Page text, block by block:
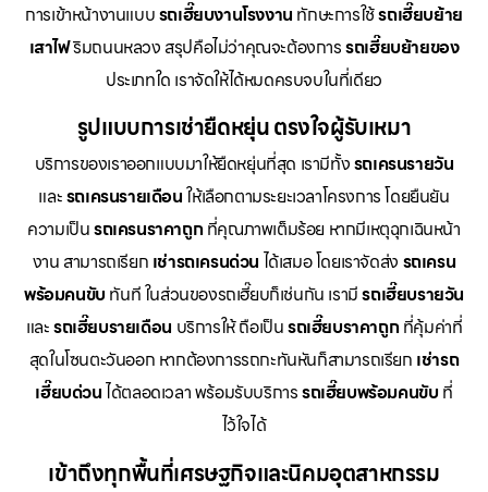
การเข้าหน้างานแบบรถเฮี๊ยบงานโรงงาน ทักษะการใช้รถเฮี๊ยบย้าย
เสาไฟริมถนนหลวง สรุปคือไม่ว่าคุณจะต้องการรถเฮี๊ยบย้ายของ
ประเภทใด เราจัดให้ได้หมดครบจบในที่เดียว
รูปแบบการเช่ายืดหยุ่น ตรงใจผู้รับเหมา
บริการของเราออกแบบมาให้ยืดหยุ่นที่สุด เรามีทั้งรถเครนรายวัน
และรถเครนรายเดือนให้เลือกตามระยะเวลาโครงการ โดยยืนยัน
ความเป็นรถเครนราคาถูกที่คุณภาพเต็มร้อย หากมีเหตุฉุกเฉินหน้า
งาน สามารถเรียก เช่ารถเครนด่วน ได้เสมอ โดยเราจัดส่ง รถเครน
พร้อมคนขับ ทันที ในส่วนของรถเฮี๊ยบก็เช่นกัน เรามีรถเฮี๊ยบรายวัน
และรถเฮี๊ยบรายเดือน บริการให้ ถือเป็นรถเฮี๊ยบราคาถูกที่คุ้มค่าที่
สุดในโซนตะวันออก หากต้องการรถกะทันหันก็สามารถเรียก เช่ารถ
เฮี๊ยบด่วนได้ตลอดเวลา พร้อมรับบริการรถเฮี๊ยบพร้อมคนขับ ที่
ไว้ใจได้
เข้าถึงทุกพื้นที่เศรษฐกิจและนิคมอุตสาหกรรม